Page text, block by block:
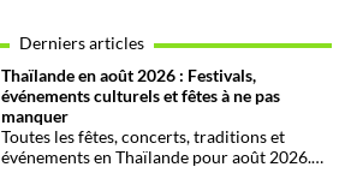
Derniers articles
Thaïlande en août 2026 : Festivals,
événements culturels et fêtes à ne pas
manquer
Toutes les fêtes, concerts, traditions et
événements en Thaïlande pour août 2026.